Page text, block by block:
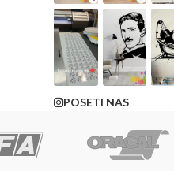
POSETI NAS